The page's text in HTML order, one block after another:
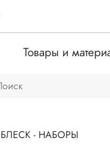
Товары и
БЛЕСК - НАБОРЫ